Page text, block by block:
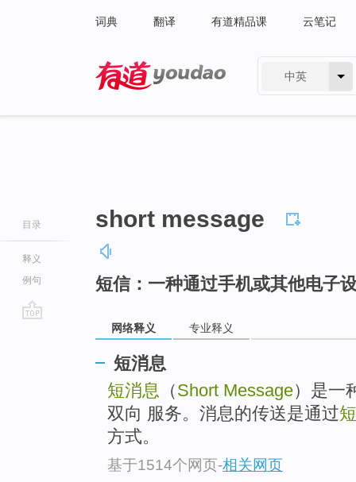
词典 翻译 有道精品课 云笔记
中英
目录
释义
例句
short message
短信：一种通过手机或其他电子
网络释义 专业释义
短消息
短消息 （Short Message）是一
双向 服务。消息的传送是通过
方式。
基于1514个网页-相关网页